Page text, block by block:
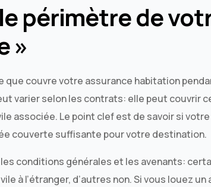
périmètre de
»
que couvre votre assurance habitation
varier selon les contrats: elle peut couvrir
associée. Le point clef est de savoir si
couverte suffisante pour votre destination.
conditions générales et les avenants:
à l’étranger, d’autres non. Si vous louez